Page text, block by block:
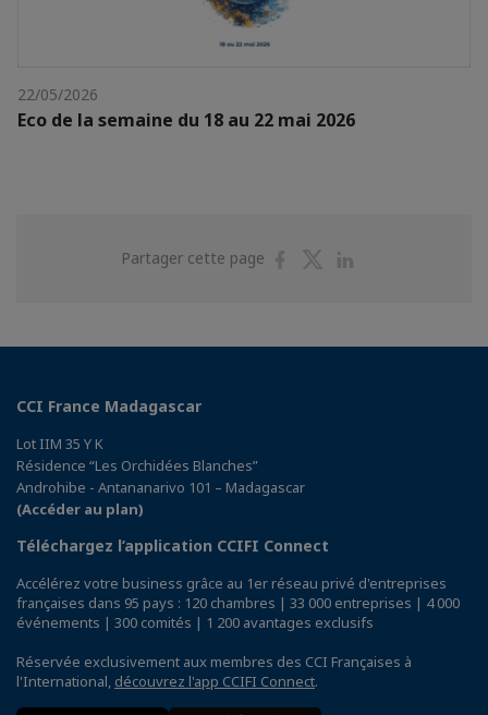
22/05/2026
Eco de la semaine du 18 au 22 mai 2026
Partager cette page
PartagerPartager
CCI France Madagascar
Lot IIM 35 Y K
Résidence “Les Orchidées Blanches”
Androhibe - Antananarivo 101 – Madagascar
(Accéder au plan)
Téléchargez l’application CCIFI Connect
Accélérez votre business grâce au 1er réseau privé d'entreprises
françaises dans 95 pays : 120 chambres | 33 000 entreprises | 4 000
événements | 300 comités | 1 200 avantages exclusifs
Réservée exclusivement aux membres des CCI Françaises à
l'International, découvrez l'app CCIFI Connect.